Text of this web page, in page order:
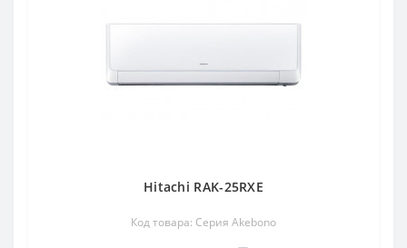
Hitachi RAK-25RXE
Код товара: Серия Akebono